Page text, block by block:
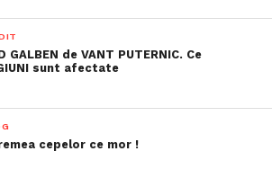
GALBEN de VANT PUTERNIC. Ce
sunt afectate
cepelor ce mor !